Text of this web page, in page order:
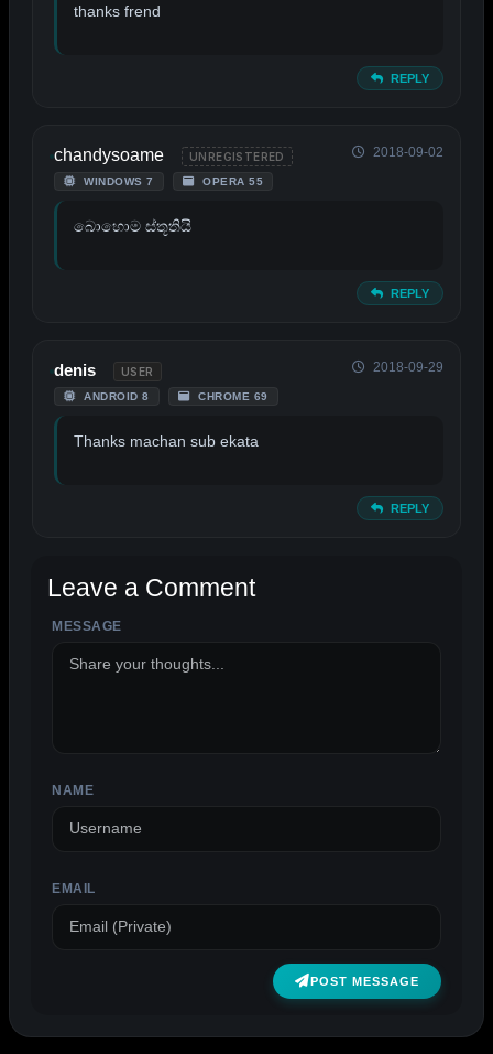
thanks frend
REPLY
chandysoame UNREGISTERED
WINDOWS 7 OPERA 55
2018-09-02
බොහොම ස්තූතියි
REPLY
denis USER
ANDROID 8 CHROME 69
2018-09-29
Thanks machan sub ekata
REPLY
Leave a Comment
MESSAGE
NAME
EMAIL
POST MESSAGE
ALTERNATIVE: